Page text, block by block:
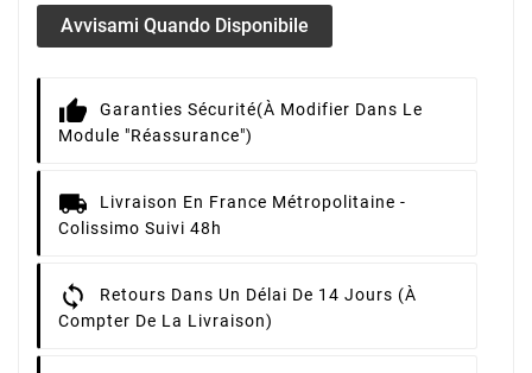
Avvisami Quando Disponibile
Garanties Sécurité(à Modifier Dans Le
Module "Réassurance")
Livraison En France Métropolitaine -
Colissimo Suivi 48h
Retours Dans Un Délai De 14 Jours (à
Compter De La Livraison)